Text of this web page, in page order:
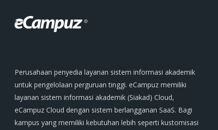
Perusahaan penyedia layanan sistem informasi akademik
untuk pengelolaan perguruan tinggi. eCampuz memiliki
layanan sistem informasi akademik (Siakad) Cloud,
eCampuz Cloud dengan sistem berlangganan SaaS. Bagi
kampus yang memiliki kebutuhan lebih seperti kustomisasi